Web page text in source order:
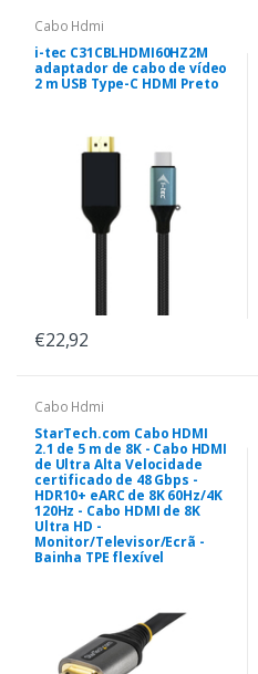
Cabo Hdmi
i-tec C31CBLHDMI60HZ2M
adaptador de cabo de vídeo
2 m USB Type-C HDMI Preto
€22,92
Cabo Hdmi
StarTech.com Cabo HDMI
2.1 de 5 m de 8K - Cabo HDMI
de Ultra Alta Velocidade
certificado de 48 Gbps -
HDR10+ eARC de 8K 60Hz/4K
120Hz - Cabo HDMI de 8K
Ultra HD -
Monitor/Televisor/Ecrã -
Bainha TPE flexível